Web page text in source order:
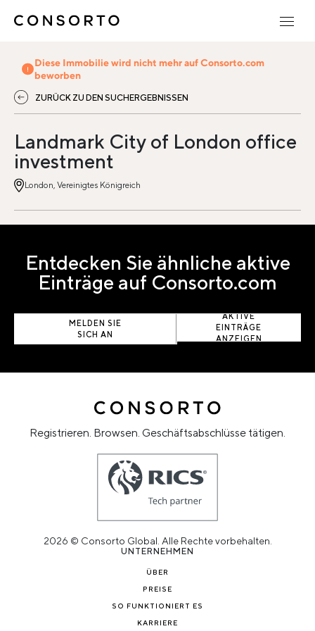
Diese Immobilie wird nicht mehr auf Consorto.com
beworben
ZURÜCK ZU DEN SUCHERGEBNISSEN
Landmark City of London office
investment
London, Vereinigtes Königreich
Entdecken Sie ähnliche aktive
Einträge auf Consorto.com
MELDEN SIE
SICH AN
AKTIVE
EINTRÄGE
ANZEIGEN
Registrieren. Browsen. Geschäftsabschlüsse tätigen.
2026 © Consorto Global. Alle Rechte vorbehalten.
UNTERNEHMEN
ÜBER
PREISE
SO FUNKTIONIERT ES
KARRIERE